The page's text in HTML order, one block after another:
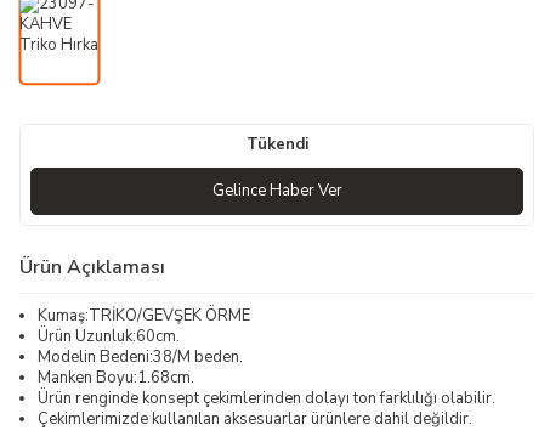
Tükendi
Gelince Haber Ver
Ürün Açıklaması
Kumaş:TRİKO/GEVŞEK ÖRME
Ürün Uzunluk:60cm.
Modelin Bedeni:38/M beden.
Manken Boyu:1.68cm.
Ürün renginde konsept çekimlerinden dolayı ton farklılığı olabilir.
Çekimlerimizde kullanılan aksesuarlar ürünlere dahil değildir.